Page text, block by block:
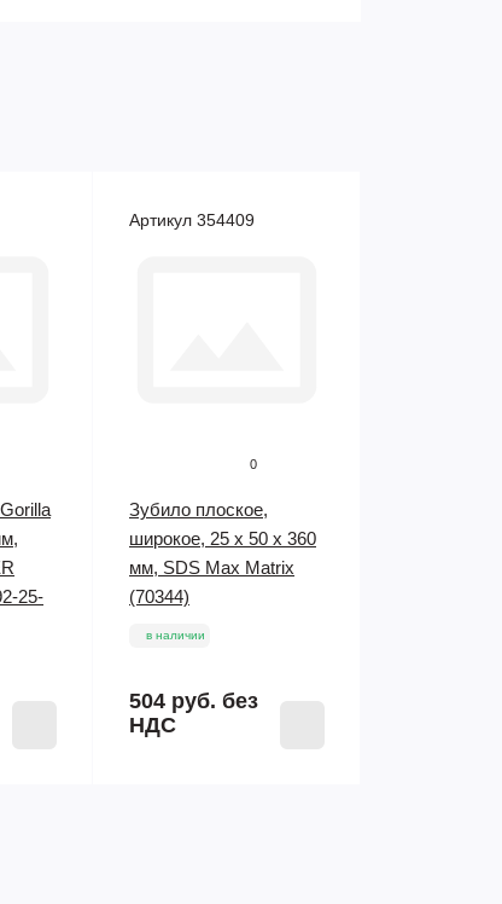
25-
Артикул 354409
0
Зубило плоское,
широкое, 25 х 50 х 360
мм, SDS Max Matrix
(70344)
в наличии
504 руб. без
НДС